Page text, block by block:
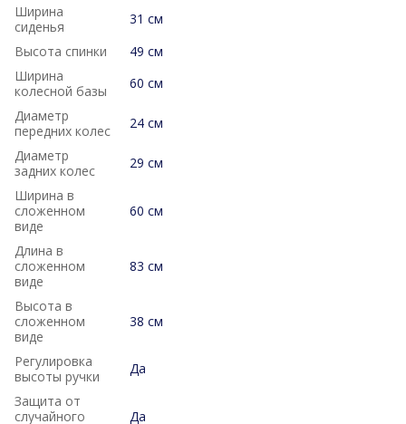
Ширина
сиденья
31 см
Высота спинки
49 см
Ширина
колесной базы
60 см
Диаметр
передних колес
24 см
Диаметр
задних колес
29 см
Ширина в
сложенном
виде
60 см
Длина в
сложенном
виде
83 см
Высота в
сложенном
виде
38 см
Регулировка
высоты ручки
Да
Защита от
случайного
Да